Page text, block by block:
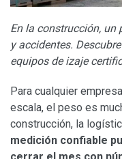
En la construcción, un
y accidentes.
equipos de izaje
Para cualquier
escala, el peso es
construcción, la
medición confiable